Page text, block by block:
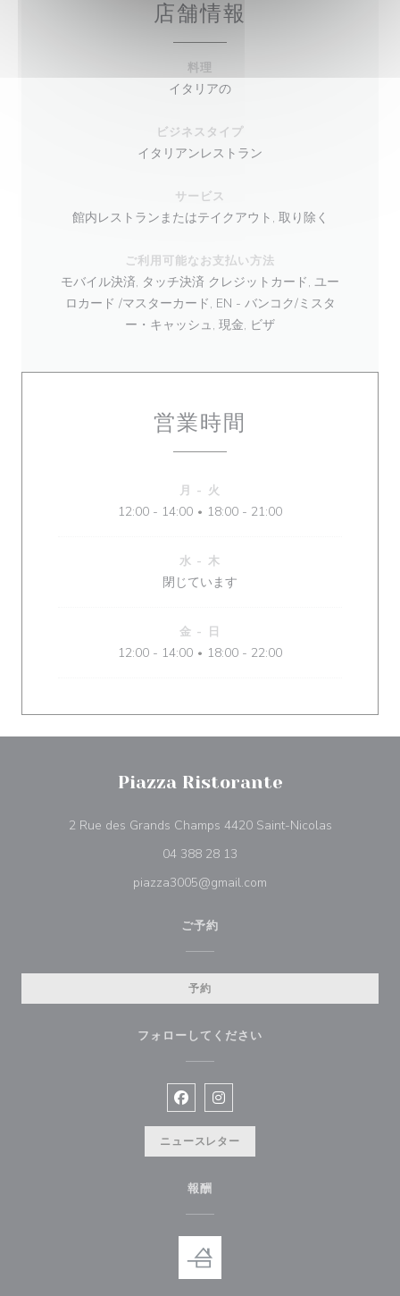
店舗情報
料理
イタリアの
ビジネスタイプ
イタリアンレストラン
サービス
館内レストランまたはテイクアウト, 取り除く
ご利用可能なお支払い方法
モバイル決済, タッチ決済 クレジットカード, ユー
ロカード /マスターカード, EN - バンコク/ミスタ
ー・キャッシュ, 現金, ビザ
営業時間
月 - 火
12:00 - 14:00 • 18:00 - 21:00
水 - 木
閉じています
金 - 日
12:00 - 14:00 • 18:00 - 22:00
Piazza Ristorante
2 Rue des Grands Champs 4420 Saint-Nicolas((新しいウ
04 388 28 13
piazza3005@gmail.com
ご予約
予約
フォローしてください
Facebook ((新しいウィンドウで
Instagram ((新しいウィンド
ニュースレター
報酬